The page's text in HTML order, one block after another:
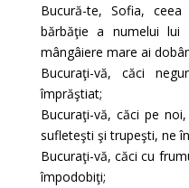
Bucură-te, Sofia,
bărbăţie a numelui
mângâiere mare ai
Bucuraţi-vă, căci
împrăştiat;
Bucuraţi-vă, căci pe
sufleteşti şi trupeşti, ne
Bucuraţi-vă, căci cu
împodobiţi;